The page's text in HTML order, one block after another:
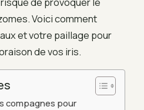
Voici comment
et votre paillage pour
de vos iris.
compagnes pour